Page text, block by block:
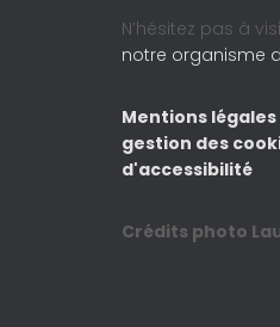
N’hésitez pas à
notre organisme
Mentions légales
gestion des
d'accessibilité
Crédits photo